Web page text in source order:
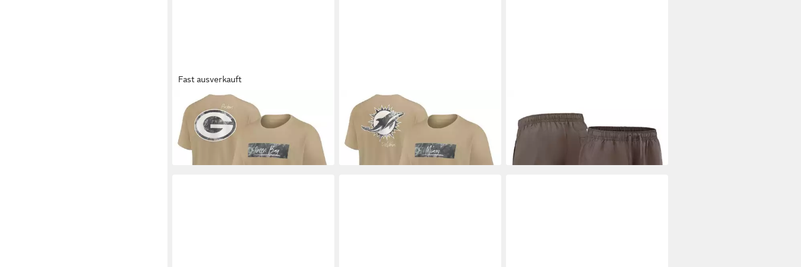
Fast ausverkauft
NIKE
T-Shirt Nike T-Shirt Green Bay
Packers Nike Max 90
50,00 €
NIKE
T-Shirt Nike T-Shirt Miami
Dolphins Nike Max 90
50,00 €
Sox Nike Statement
ab 40,00 €
60,00 €